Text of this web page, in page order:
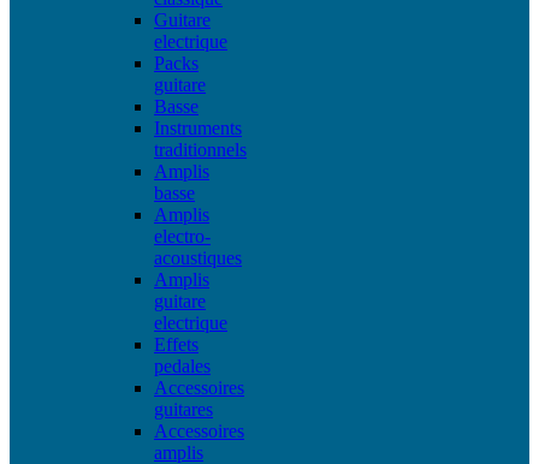
Guitare
electrique
Packs
guitare
Basse
Instruments
traditionnels
Amplis
basse
Amplis
electro-
acoustiques
Amplis
guitare
electrique
Effets
pedales
Accessoires
guitares
Accessoires
amplis